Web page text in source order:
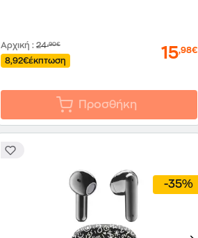
Αρχική : 24,90€
8,92€έκπτωση 15,98€
Προσθήκη
-35%